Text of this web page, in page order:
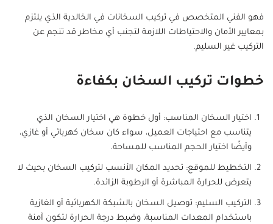
فهو الفني المتخصص في تركيب السخانات في الخالدية الذي يلتزم
بمعايير الأمان والاحتياطات اللازمة لتجنب أي مخاطر قد تنجم عن
التركيب غير السليم.
خطوات تركيب السخان بكفاءة
اختيار السخان المناسب: أول خطوة هي اختيار السخان الذي
يتناسب مع احتياجات العميل، سواء كان سخان كهربائي أو غازي،
وأيضًا اختيار الحجم المناسب للمساحة.
التخطيط للموقع: تحديد المكان الأنسب لتركيب السخان بحيث لا
يتعرض للحرارة المباشرة أو الرطوبة الزائدة.
التركيب السليم: توصيل السخان بالشبكة الكهربائية أو الغازية
باستخدام المعدات المناسبة، وضبط درجة الحرارة لتكون آمنة